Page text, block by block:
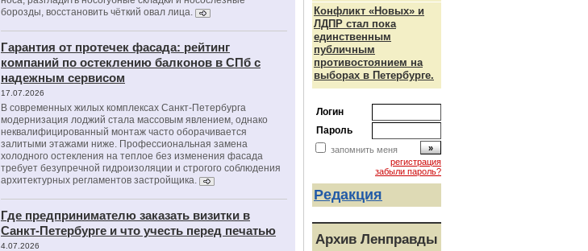
борозды, восстановить чёткий овал лица.
Гарантия от протечек фасада: рейтинг
компаний по остеклению балконов в СПб с
надежным сервисом
17.07.2026
В современных жилых комплексах Санкт-Петербурга
модернизация лоджий стала массовым явлением, однако
неквалифицированный монтаж часто оборачивается
залитыми этажами ниже. Профессиональная замена
холодного остекления на теплое без изменения фасада
требует безупречной гидроизоляции и строгого соблюдения
архитектурных регламентов застройщика.
Где предпринимателю заказать визитки в
Санкт-Петербурге и что учесть перед печатью
4.07.2026
Конфликт «Новых» и
ЛДПР стал пока
единственным
публичным
противостоянием на
выборах в Петербурге.
Логин
Пароль
запомнить меня
регистрация
забыли пароль?
Редакция
Архив Ленправды